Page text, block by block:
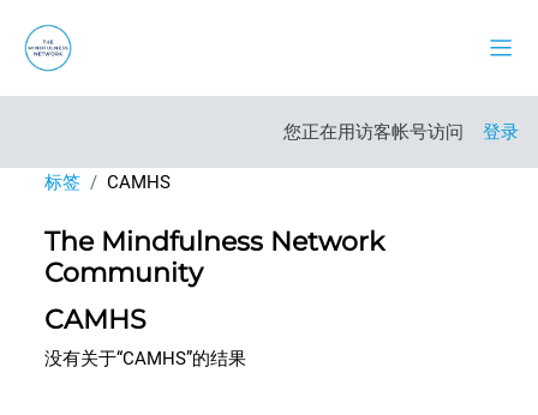
您正在用访客帐号访问 登录
标签 CAMHS
The Mindfulness Network
Community
CAMHS
没有关于“CAMHS”的结果